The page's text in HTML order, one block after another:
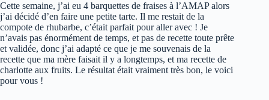
Cette semaine, j’ai eu 4 barquettes de fraises à l’AMAP alors
j’ai décidé d’en faire une petite tarte. Il me restait de la
compote de rhubarbe, c’était parfait pour aller avec ! Je
n’avais pas énormément de temps, et pas de recette toute prête
et validée, donc j’ai adapté ce que je me souvenais de la
recette que ma mère faisait il y a longtemps, et ma recette de
charlotte aux fruits. Le résultat était vraiment très bon, le voici
pour vous !